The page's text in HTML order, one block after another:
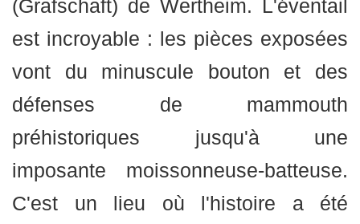
(Grafschaft) de Wertheim. L'éventail
est incroyable : les pièces exposées
vont du minuscule bouton et des
défenses de mammouth
préhistoriques jusqu'à une
imposante moissonneuse-batteuse.
C'est un lieu où l'histoire a été